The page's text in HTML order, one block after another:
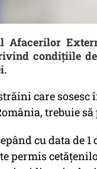
Afacerilor
condițiile
care
trebuie
cu data de
permis